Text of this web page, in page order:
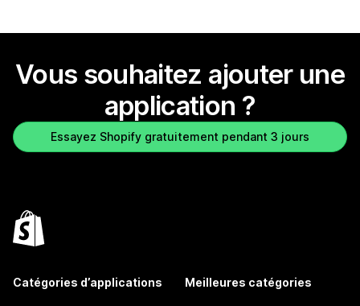
Vous souhaitez ajouter une
application ?
Essayez Shopify gratuitement pendant 3 jours
Catégories d’applications Meilleures catégories